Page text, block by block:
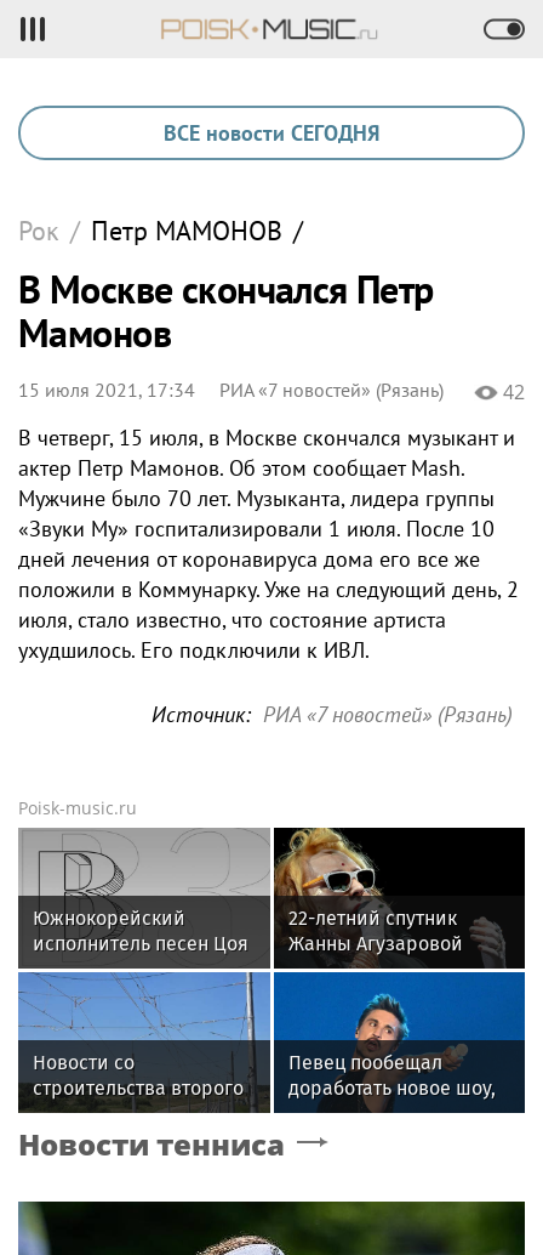
ВСЕ новости СЕГОДНЯ
Рок / Петр МАМОНОВ /
В Москве скончался Петр
Мамонов
15 июля 2021, 17:34 РИА «7 новостей» (Рязань) 42
В четверг, 15 июля, в Москве скончался музыкант и
актер Петр Мамонов. Об этом сообщает Mash.
Мужчине было 70 лет. Музыканта, лидера группы
«Звуки Му» госпитализировали 1 июля. После 10
дней лечения от коронавируса дома его все же
положили в Коммунарку. Уже на следующий день, 2
июля, стало известно, что состояние артиста
ухудшилось. Его подключили к ИВЛ.
Источник: РИА «7 новостей» (Рязань)
Poisk-music.ru
Южнокорейский
исполнитель песен Цоя
Сон Вон Соп захотел
провести отпуск в
России
22-летний спутник
Жанны Агузаровой
опроверг роман с
Новости со
строительства второго
этапа линии
«Славянка»
Певец пообещал
доработать новое шоу,
подвергнутое критике
Новости тенниса